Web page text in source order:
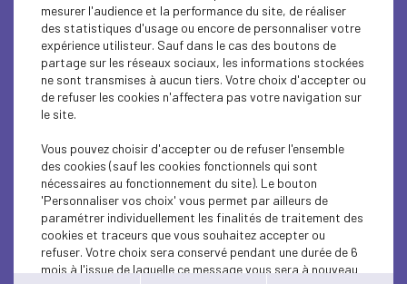
ECONOMY
ECONOMY
ECONOMY
ECONOMY
ECONOMY
ECONOMY
ECONOMY
mesurer l'audience et la performance du site, de réaliser
des statistiques d'usage ou encore de personnaliser votre
expérience utilisteur. Sauf dans le cas des boutons de
partage sur les réseaux sociaux, les informations stockées
ne sont transmises à aucun tiers. Votre choix d'accepter ou
de refuser les cookies n'affectera pas votre navigation sur
le site.
Vous pouvez choisir d'accepter ou de refuser l'ensemble
des cookies (sauf les cookies fonctionnels qui sont
nécessaires au fonctionnement du site). Le bouton
'Personnaliser vos choix' vous permet par ailleurs de
paramétrer individuellement les finalités de traitement des
cookies et traceurs que vous souhaitez accepter ou
refuser. Votre choix sera conservé pendant une durée de 6
mois à l'issue de laquelle ce message vous sera à nouveau